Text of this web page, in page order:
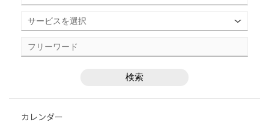
カレンダー